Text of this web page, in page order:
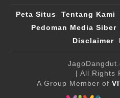
Peta Situs Tentang Kami
Pedoman Media Siber
Disclaimer
| All Rights
A Group Member of